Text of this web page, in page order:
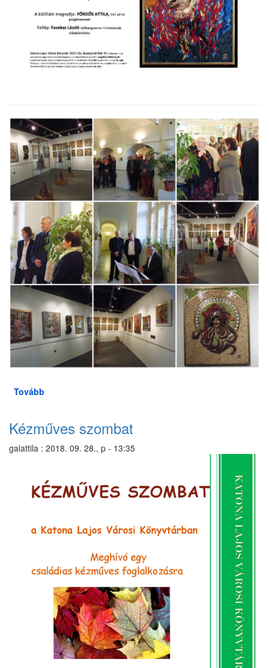
Tovább
Kézműves szombat
galattila : 2018. 09. 28., p - 13:35